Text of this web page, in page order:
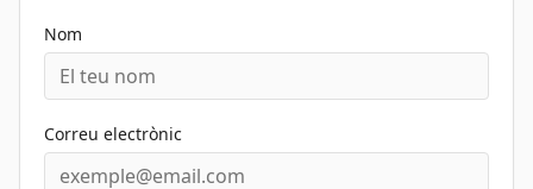
Nom
Correu electrònic